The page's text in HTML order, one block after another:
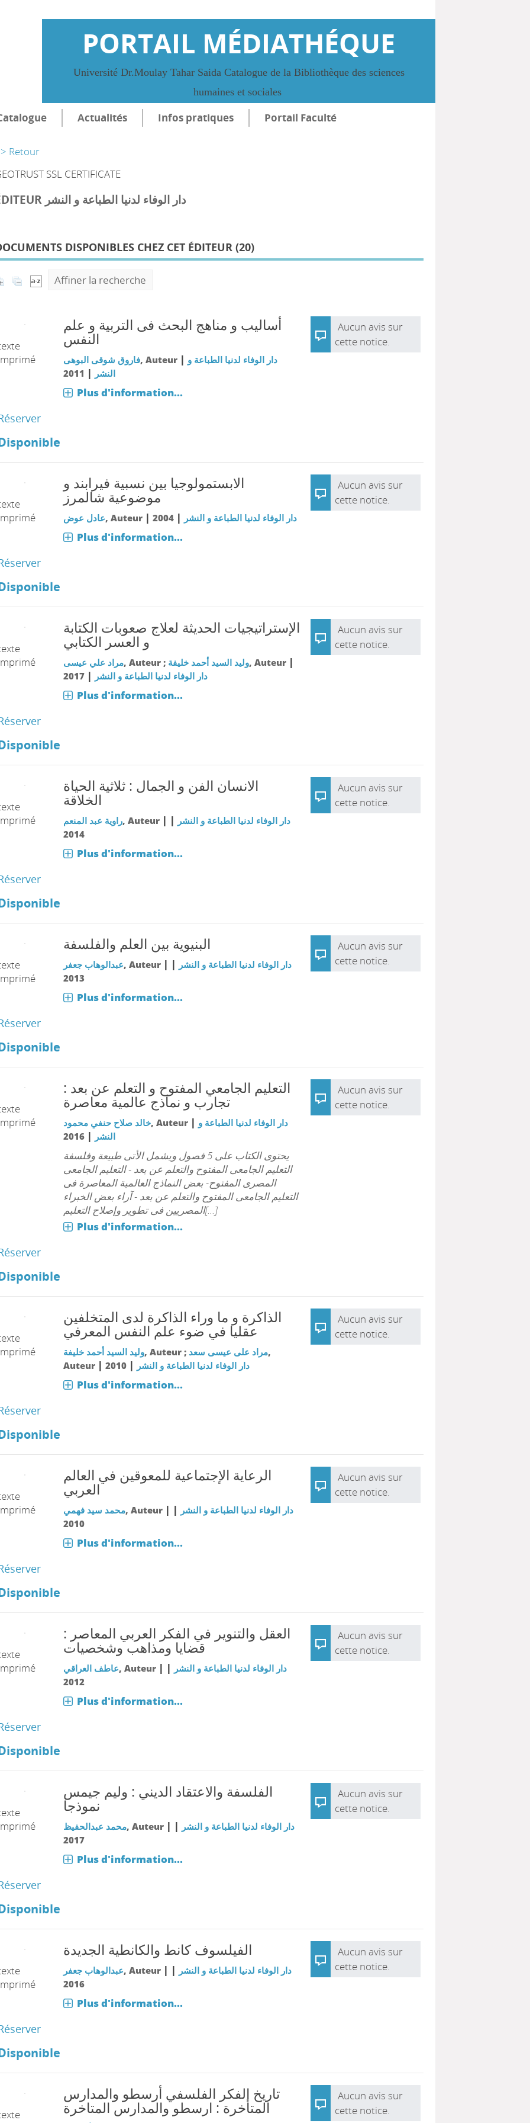
PORTAIL MÉDIATHÉQUE
Université Dr.Moulay Tahar Saida Catalogue de la Bibliothèque des sciences
humaines et sociales
Actualités Infos pratiques Portail Faculté
Retour
SSL CERTIFICATE
ÉDITEUR دار الوفاء لدنيا الطباعة و النشر
DISPONIBLES CHEZ CET ÉDITEUR (20)
Affiner la recherche
أساليب و مناهج البحث فى التربية و علم
النفس
فاروق شوقى البوهى, Auteur | دار الوفاء لدنيا الطباعة و
النشر |
2011
Plus d'information...
Aucun avis sur
cette notice.
الابستمولوجيا بين نسبية فيرابند و
موضوعية شالمرز
عادل عوض, Auteur | دار الوفاء لدنيا الطباعة و النشر |
2004
Plus d'information...
Aucun avis sur
cette notice.
الإستراتيجيات الحديثة لعلاج صعوبات الكتابة
و العسر الكتابي
مراد علي عيسى, Auteur ; وليد السيد أحمد خليفة, Auteur |
دار الوفاء لدنيا الطباعة و النشر |
2017
Plus d'information...
Aucun avis sur
cette notice.
اﻻنسان الفن و الجمال : ثلاثية الحياة
الخلاقة
راوية عبد المنعم, Auteur | دار الوفاء لدنيا الطباعة و النشر |
2014
Plus d'information...
Aucun avis sur
cette notice.
البنيوية بين العلم والفلسفة
عبدالوهاب جعفر, Auteur | دار الوفاء لدنيا الطباعة و النشر |
2013
Plus d'information...
Aucun avis sur
cette notice.
التعليم الجامعي المفتوح و التعلم عن بعد :
تجارب و نماذج عالمية معاصرة
خالد صلاح حنفي محمود, Auteur | دار الوفاء لدنيا الطباعة و
النشر |
2016
يحتوى الكتاب على 5 فصول ويشمل الأتى طبيعة وفلسفة
التعليم الجامعى المفتوح والتعلم عن بعد - التعليم الجامعى
المصرى المفتوح- بعض النماذج العالمية المعاصرة فى
التعليم الجامعى المفتوح والتعلم عن بعد - آراء بعض الخبراء
المصريين فى تطوير وإصلاح التعليم[...]
Plus d'information...
Aucun avis sur
cette notice.
الذاكرة و ما وراء الذاكرة لدى المتخلفين
عقليا في ضوء علم النفس المعرفي
وليد السيد أحمد خليفة, Auteur ; مراد على عيسى سعد,
Auteur | دار الوفاء لدنيا الطباعة و النشر |
2010
Plus d'information...
Aucun avis sur
cette notice.
الرعاية الإجتماعية للمعوقين في العالم
العربي
محمد سيد فهمي, Auteur | دار الوفاء لدنيا الطباعة و النشر |
2010
Plus d'information...
Aucun avis sur
cette notice.
العقل والتنوير في الفكر العربي المعاصر :
قضايا ومذاهب وشخصيات
عاطف العراقي, Auteur | دار الوفاء لدنيا الطباعة و النشر |
2012
Plus d'information...
Aucun avis sur
cette notice.
الفلسفة والاعتقاد الديني : وليم جيمس
نموذجا
محمد عبدالحفيظ, Auteur | دار الوفاء لدنيا الطباعة و النشر |
2017
Plus d'information...
Aucun avis sur
cette notice.
الفيلسوف كانط والكانطية الجديدة
عبدالوهاب جعفر, Auteur | دار الوفاء لدنيا الطباعة و النشر |
2016
Plus d'information...
Aucun avis sur
cette notice.
تاريخ الفكر الفلسفي أرسطو والمدارس
المتأخرة : ارسطو والمدارس المتاخرة
Aucun avis sur
cette notice.